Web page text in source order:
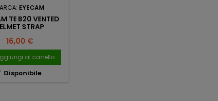
EYECAM
TE B20 VENTED
STRAP
Prezzo
16,00 €
al carrello
Disponibile